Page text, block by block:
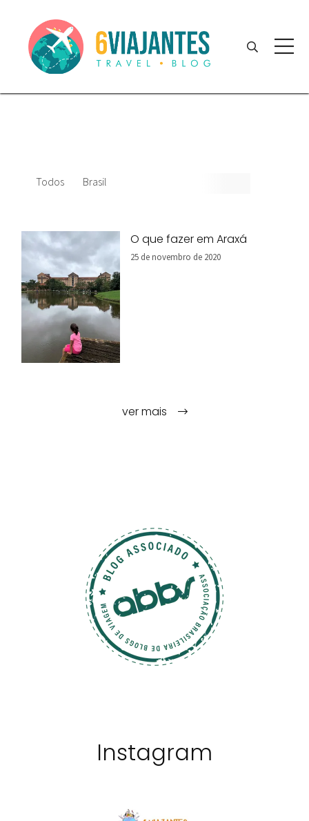
Todos Brasil
O que fazer em Araxá
25 de novembro de 2020
ver mais
Instagram